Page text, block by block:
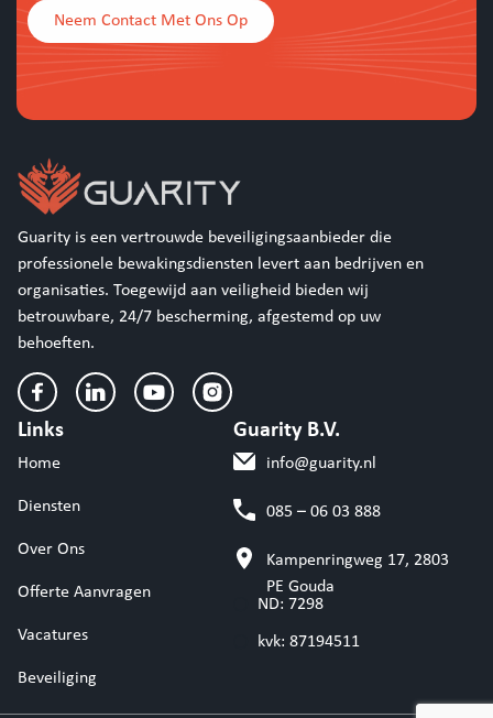
Neem Contact Met Ons Op
Guarity is een vertrouwde beveiligingsaanbieder die
professionele bewakingsdiensten levert aan bedrijven en
organisaties. Toegewijd aan veiligheid bieden wij
betrouwbare, 24/7 bescherming, afgestemd op uw
behoeften.
Links
Home
Diensten
Over Ons
Offerte Aanvragen
Vacatures
Beveiliging
Guarity B.V.
info@guarity.nl
085 – 06 03 888
Kampenringweg 17, 2803
PE Gouda
ND: 7298
kvk: 87194511